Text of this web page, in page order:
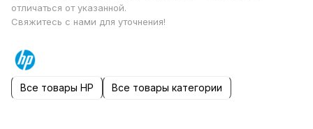
отличаться от указанной.
Свяжитесь с нами для уточнения!
Все товары HP Все товары категории